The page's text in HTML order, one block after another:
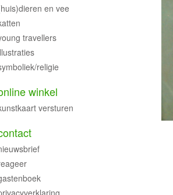
en vee
travellers
religie
winkel
versturen